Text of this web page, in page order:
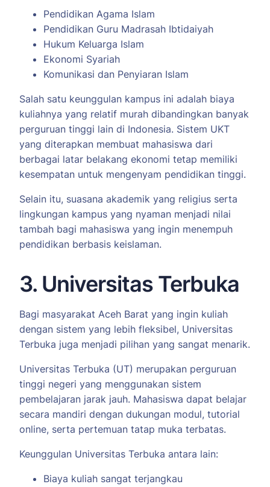
Pendidikan Agama Islam
Pendidikan Guru Madrasah Ibtidaiyah
Hukum Keluarga Islam
Ekonomi Syariah
Komunikasi dan Penyiaran Islam
Salah satu keunggulan kampus ini adalah biaya
kuliahnya yang relatif murah dibandingkan banyak
perguruan tinggi lain di Indonesia. Sistem UKT
yang diterapkan membuat mahasiswa dari
berbagai latar belakang ekonomi tetap memiliki
kesempatan untuk mengenyam pendidikan tinggi.
Selain itu, suasana akademik yang religius serta
lingkungan kampus yang nyaman menjadi nilai
tambah bagi mahasiswa yang ingin menempuh
pendidikan berbasis keislaman.
3. Universitas Terbuka
Bagi masyarakat Aceh Barat yang ingin kuliah
dengan sistem yang lebih fleksibel, Universitas
Terbuka juga menjadi pilihan yang sangat menarik.
Universitas Terbuka (UT) merupakan perguruan
tinggi negeri yang menggunakan sistem
pembelajaran jarak jauh. Mahasiswa dapat belajar
secara mandiri dengan dukungan modul, tutorial
online, serta pertemuan tatap muka terbatas.
Keunggulan Universitas Terbuka antara lain:
Biaya kuliah sangat terjangkau